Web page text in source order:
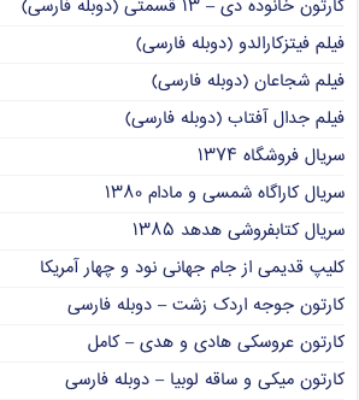
کارتون خانوده دی – ۱۳ قسمتی (دوبله فارسی)
فیلم فیتزکارالدو (دوبله فارسی)
فیلم شجاعان (دوبله فارسی)
فیلم جدال آفتاب (دوبله فارسی)
سریال فروشگاه ۱۳۷۴
سریال کاراگاه شمسی و مادام ۱۳۸۰
سریال کتابفروشی هدهد ۱۳۸۵
کلیپ قدیمی از جام جهانی نود و چهار آمریکا
کارتون جوجه اردک زشت – دوبله فارسی
کارتون عروسکی هادی و هدی – کامل
کارتون میکی و ساقه لوبیا – دوبله فارسی